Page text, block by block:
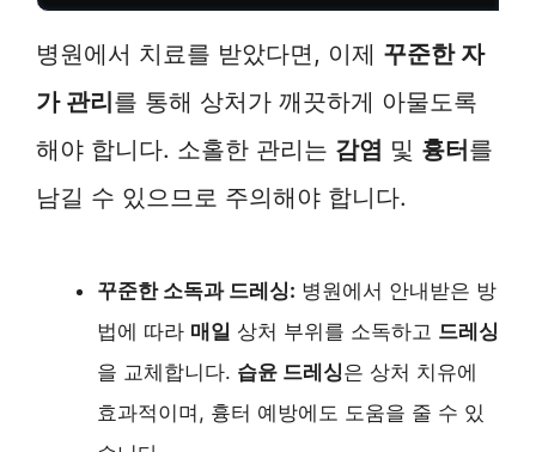
병원에서 치료를 받았다면, 이제 꾸준한 자
가 관리를 통해 상처가 깨끗하게 아물도록
해야 합니다. 소홀한 관리는 감염 및 흉터를
남길 수 있으므로 주의해야 합니다.
꾸준한 소독과 드레싱: 병원에서 안내받은 방
법에 따라 매일 상처 부위를 소독하고 드레싱
을 교체합니다. 습윤 드레싱은 상처 치유에
효과적이며, 흉터 예방에도 도움을 줄 수 있